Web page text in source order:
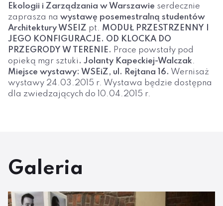
Ekologii i Zarządzania w Warszawie serdecznie
zaprasza na wystawę posemestralną studentów
Architektury WSEIZ pt. MODUŁ PRZESTRZENNY I
JEGO KONFIGURACJE. OD KLOCKA DO
PRZEGRODY W TERENIE. Prace powstały pod
opieką mgr sztuki . Jolanty Kapeckiej-Walczak.
Miejsce wystawy: WSEiZ, ul. Rejtana 16. Wernisaż
wystawy 24.03.2015 r. Wystawa będzie dostępna
dla zwiedzających do 10.04.2015 r.
Galeria